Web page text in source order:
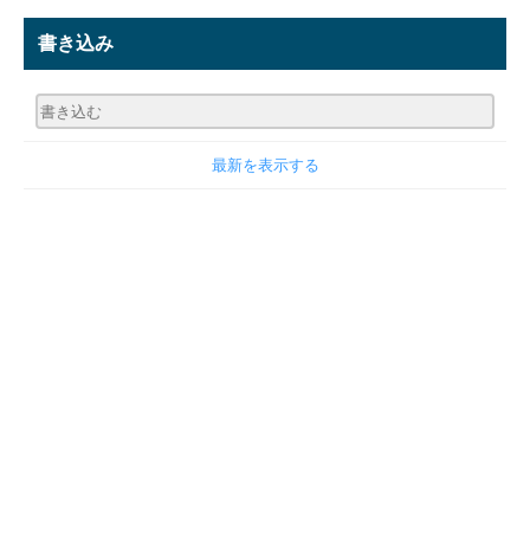
書き込み
最新を表示する